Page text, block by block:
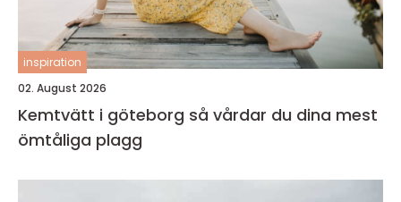
inspiration
02. August 2026
Kemtvätt i göteborg så vårdar du dina mest
ömtåliga plagg